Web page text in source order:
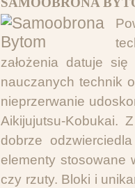
założenia datuje
nauczanych technik
nieprzerwanie
Aikijujutsu-Kobukai.
dobrze
elementy stosowane
czy rzuty. Bloki i